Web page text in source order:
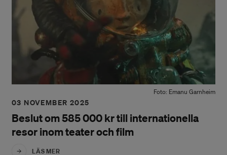
Foto: Emanu Garnheim
03 NOVEMBER 2025
Beslut om 585 000 kr till internationella
resor inom teater och film
LÄS MER